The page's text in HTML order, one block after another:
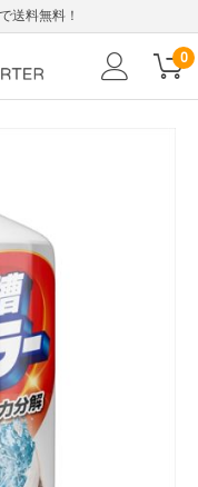
送料無料！
0